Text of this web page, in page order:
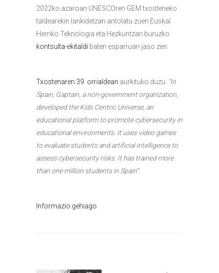
2022ko azaroan UNESCOren GEM txosteneko
taldearekin lankidetzan antolatu zuen Euskal
Herriko Teknologia eta Hezkuntzari buruzko
kontsulta-ekitaldi baten esparruan jaso zen.
Txostenaren 39. orrialdean aurkituko duzu: “In
Spain, Gaptain, a non-government organization,
developed the Kids Centric Universe, an
educational platform to promote cybersecurity in
educational environments. It uses video games
to evaluate students and artificial intelligence to
assess cybersecurity risks. It has trained more
than one million students in Spain”.
Informazio gehiago